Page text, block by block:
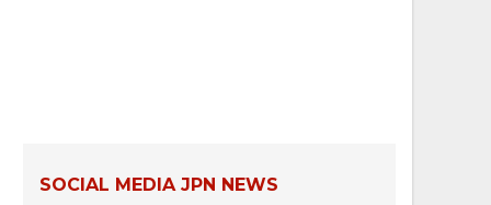
SOCIAL MEDIA JPN NEWS